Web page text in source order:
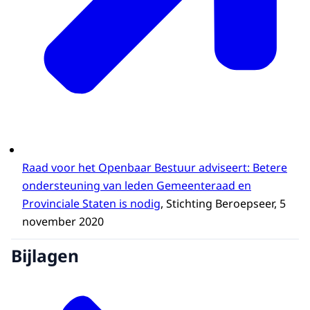
De normen moeten worden vastgelegd. Dat
kan in de wet, maar ook bijvoorbeeld via
modelverordeningen, modelinstructies of
handreikingen.
Naast het vastleggen van de normen
uitstek in staat om als voorzitter van de
Raad of Provinciale Staten sturing te geven
aan ondersteuning. De driehoek met de
griffier en gemeente- of provinciesecretaris
kan hier een grote rol spelen.
Kort samengevat is ons advies aan de
ondersteuning, bepaal wat dat kost, leg de
Raad voor het Openbaar Bestuur adviseert: Betere
ondersteuning van leden Gemeenteraad en
Provinciale Staten is nodig, Stichting Beroepseer, 5
november 2020
Bijlagen